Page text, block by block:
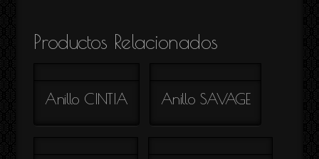
Productos Relacionados
Anillo CINTIA Anillo SAVAGE